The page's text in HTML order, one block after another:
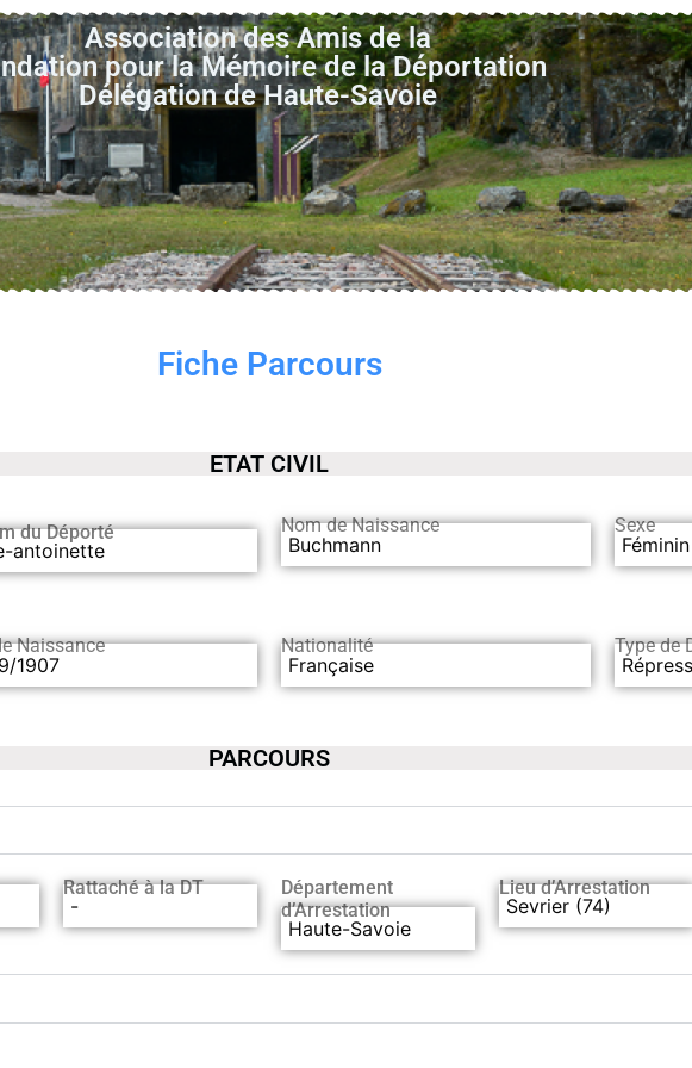
Association des Amis de la
pour la Mémoire de la Déportation
Délégation de Haute-Savoie
Fiche Parcours
ETAT CIVIL
du Déporté
antoinette
Nom de Naissance
Buchmann
Sexe
Féminin
Naissance
1907
Nationalité
Française
Type de
PARCOURS
Rattaché à la DT
-
Département
d’Arrestation
Haute-Savoie
Lieu d’Arrestation
Sevrier (74)